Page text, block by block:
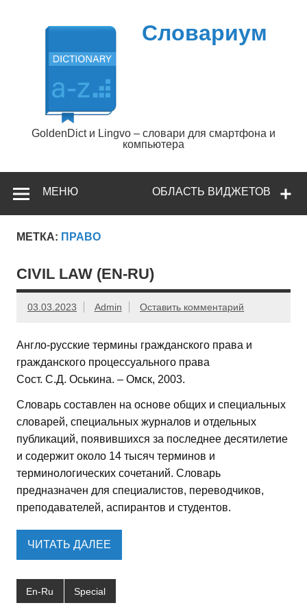
содержимому
Словариум
GoldenDict и Lingvo – словари для смартфона и
компьютера
ОБЛАСТЬ ВИДЖЕТОВ
МЕНЮ
МЕТКА: ПРАВО
CIVIL LAW (EN-RU)
03.03.2023 Admin Оставить комментарий
Англо-русские термины гражданского права и
гражданского процессуального права
Сост. С.Д. Оськина. – Омск, 2003.
Словарь составлен на основе общих и специальных
словарей, специальных журналов и отдельных
публикаций, появившихся за последнее десятилетие
и содержит около 14 тысяч терминов и
терминологических сочетаний. Словарь
предназначен для специалистов, переводчиков,
преподавателей, аспирантов и студентов.
ЧИТАТЬ ДАЛЕЕ
En-Ru Special